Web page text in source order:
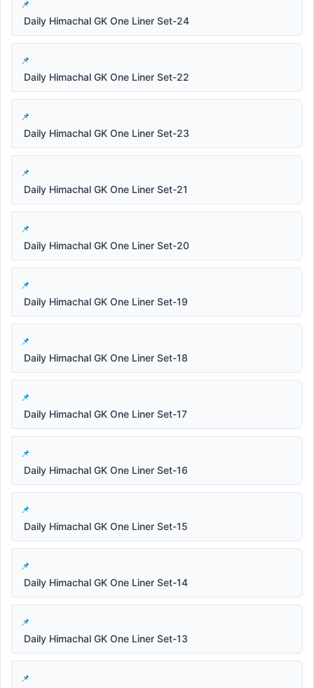
Daily Himachal GK One Liner Set-24
Daily Himachal GK One Liner Set-22
Daily Himachal GK One Liner Set-23
Daily Himachal GK One Liner Set-21
Daily Himachal GK One Liner Set-20
Daily Himachal GK One Liner Set-19
Daily Himachal GK One Liner Set-18
Daily Himachal GK One Liner Set-17
Daily Himachal GK One Liner Set-16
Daily Himachal GK One Liner Set-15
Daily Himachal GK One Liner Set-14
Daily Himachal GK One Liner Set-13